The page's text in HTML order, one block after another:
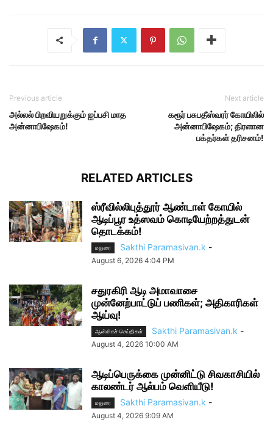
Previous article
அல்லல் பிறவியறுக்கும் ஐப்பசி மாத
அன்னாபிஷேகம்!
Next article
கரூர் பசுபதீஸ்வரர் கோயிலில்
அன்னாபிஷேகம்; திரளான
பக்தர்கள் தரிசனம்!
RELATED ARTICLES
ஸ்ரீவில்லிபுத்தூர் ஆண்டாள் கோயில்
ஆடிப்பூர உத்ஸவம் கொடியேற்றத்துடன்
தொடக்கம்!
மதுரை Sakthi Paramasivan.k -
August 6, 2026 4:04 PM
சதுரகிரி ஆடி அமாவாசை
முன்னேற்பாட்டுப் பணிகள்; அதிகாரிகள்
ஆய்வு!
ஆன்மிகச் செய்திகள் Sakthi Paramasivan.k -
August 4, 2026 10:00 AM
ஆடிப்பெருக்கை முன்னிட்டு சிவகாசியில்
காலண்டர் ஆல்பம் வெளியீடு!
மதுரை Sakthi Paramasivan.k -
August 4, 2026 9:09 AM